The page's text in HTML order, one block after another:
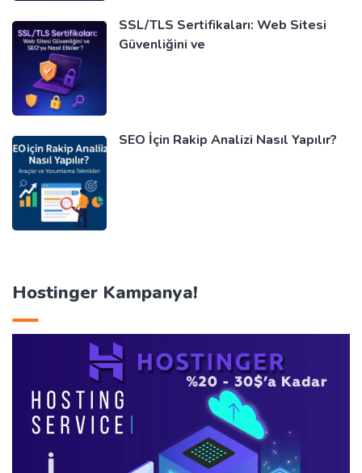
SSL/TLS Sertifikaları: Web Sitesi
Güvenliğini ve
SEO İçin Rakip Analizi Nasıl Yapılır?
Hostinger Kampanya!